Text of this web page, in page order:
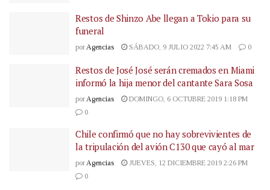
Restos de Shinzo Abe llegan a Tokio para su
funeral
por Agencias SÁBADO, 9 JULIO 2022 7:45 AM 0
Restos de José José serán cremados en Miami
informó la hija menor del cantante Sara Sosa
porAgencias
DOMINGO, 6 OCTUBRE 2019 1:18 PM
0
Chile confirmó que no hay sobrevivientes de
la tripulación del avión C130 que cayó al mar
porAgencias
JUEVES, 12 DICIEMBRE 2019 2:26 PM
0